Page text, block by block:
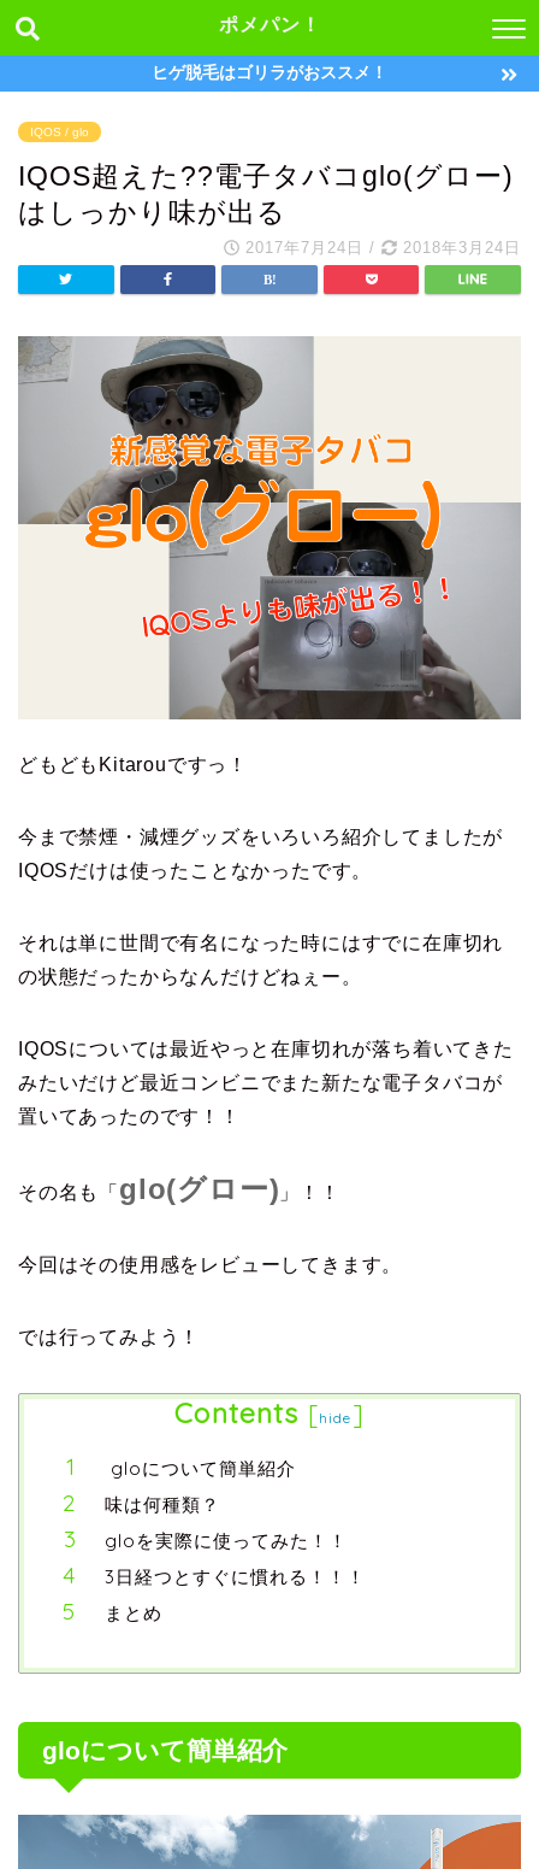
ポメパン！
ヒゲ脱毛はゴリラがおススメ！
IQOS / glo
IQOS超えた??電子タバコglo(グロー)
はしっかり味が出る
2017年7月24日 / 2018年3月24日
どもどもKitarouですっ！
今まで禁煙・減煙グッズをいろいろ紹介してましたが
IQOSだけは使ったことなかったです。
それは単に世間で有名になった時にはすでに在庫切れ
の状態だったからなんだけどねぇー。
IQOSについては最近やっと在庫切れが落ち着いてきた
みたいだけど最近コンビニでまた新たな電子タバコが
置いてあったのです！！
その名も「 glo(グロー) 」！！
今回はその使用感をレビューしてきます。
では行ってみよう！
Contents [hide ]
gloについて簡単紹介
味は何種類？
gloを実際に使ってみた！！
3日経つとすぐに慣れる！！！
まとめ
gloについて簡単紹介